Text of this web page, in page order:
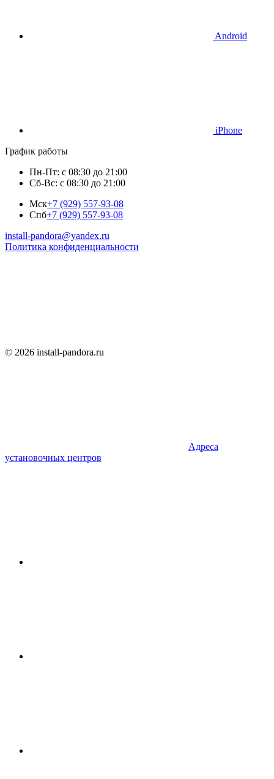
Android
iPhone
График работы
Пн-Пт: с 08:30 до 21:00
Сб-Вс: с 08:30 до 21:00
Мск+7 (929) 557-93-08
Спб+7 (929) 557-93-08
install-pandora@yandex.ru
Политика конфиденциальности
© 2026 install-pandora.ru
Адреса
установочных центров